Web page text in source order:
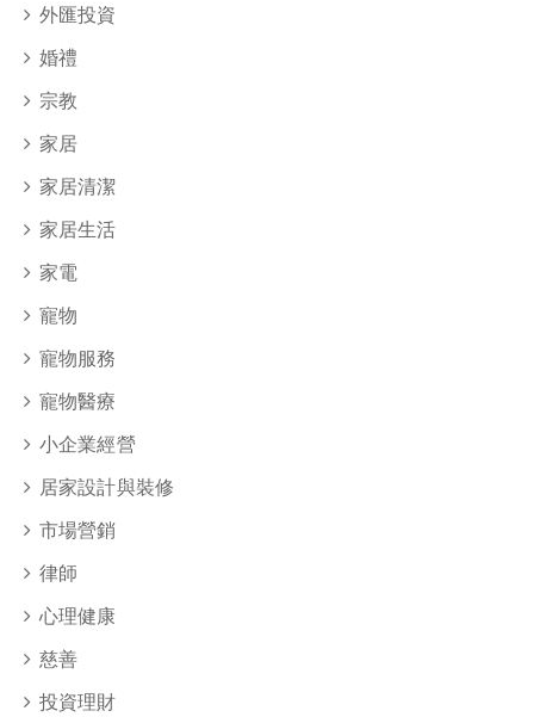
外匯投資
婚禮
宗教
家居
家居清潔
家居生活
家電
寵物
寵物服務
寵物醫療
小企業經營
居家設計與裝修
市場營銷
律師
心理健康
慈善
投資理財